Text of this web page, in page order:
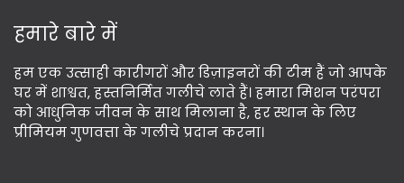
हमारे बारे में
हम एक उत्साही कारीगरों और डिज़ाइनरों की टीम हैं जो आपके
घर में शाश्वत, हस्तनिर्मित गलीचे लाते हैं। हमारा मिशन परंपरा
को आधुनिक जीवन के साथ मिलाना है, हर स्थान के लिए
प्रीमियम गुणवत्ता के गलीचे प्रदान करना।